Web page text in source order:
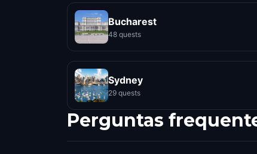
Bucharest
48 quests
Sydney
29 quests
Perguntas